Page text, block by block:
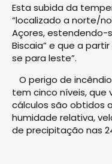
Esta subida da
“localizado a norte/
Açores, estendendo-
Biscaia” e que a
se para leste”.
O perigo de
tem cinco níveis, que
cálculos são obtidos
humidade relativa,
de precipitação nas